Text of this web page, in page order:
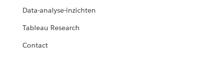
Data-analyse-inzichten
Tableau Research
Contact